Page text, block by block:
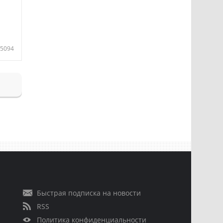
5094
Быстрая подписка на новости
RSS
Политика конфиденциальности